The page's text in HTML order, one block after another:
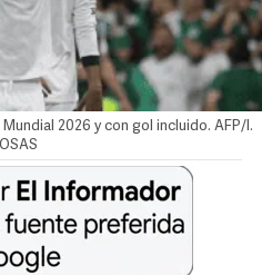
2026 y con gol incluido. AFP/I.